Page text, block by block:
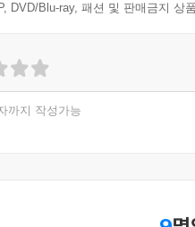
에서 그는 “당연하다고 믿었
수 있다는 것을 깨닫게 해준
동체 대표가 되어 대구 활동지
DVD/Blu-ray, 패션 및 판매금지 상
까지 작성가능